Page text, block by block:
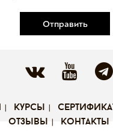
Отправить
курсы
отзывы
контакты